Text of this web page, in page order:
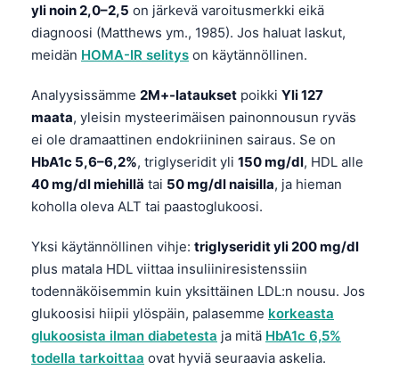
yli noin 2,0–2,5 on järkevä varoitusmerkki eikä
diagnoosi (Matthews ym., 1985). Jos haluat laskut,
meidän HOMA-IR selitys on käytännöllinen.
Analyysissämme 2M+-lataukset poikki Yli 127
maata, yleisin mysteerimäisen painonnousun ryväs
ei ole dramaattinen endokriininen sairaus. Se on
HbA1c 5,6–6,2%, triglyseridit yli 150 mg/dl, HDL alle
40 mg/dl miehillä tai 50 mg/dl naisilla, ja hieman
koholla oleva ALT tai paastoglukoosi.
Yksi käytännöllinen vihje: triglyseridit yli 200 mg/dl
plus matala HDL viittaa insuliiniresistenssiin
todennäköisemmin kuin yksittäinen LDL:n nousu. Jos
glukoosisi hiipii ylöspäin, palasemme korkeasta
glukoosista ilman diabetesta ja mitä HbA1c 6,5%
todella tarkoittaa ovat hyviä seuraavia askelia.